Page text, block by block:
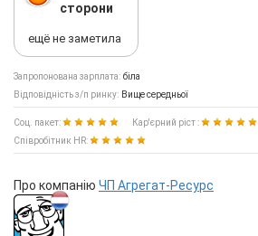
сторони
ещё не заметила
Запропонована зарплата: біла
Відповідність з/п ринку: Вище середньої
Соц. пакет:
Кар'єрний ріст :
Співробітник HR:
Про компанію ЧП Агрегат-Ресурс